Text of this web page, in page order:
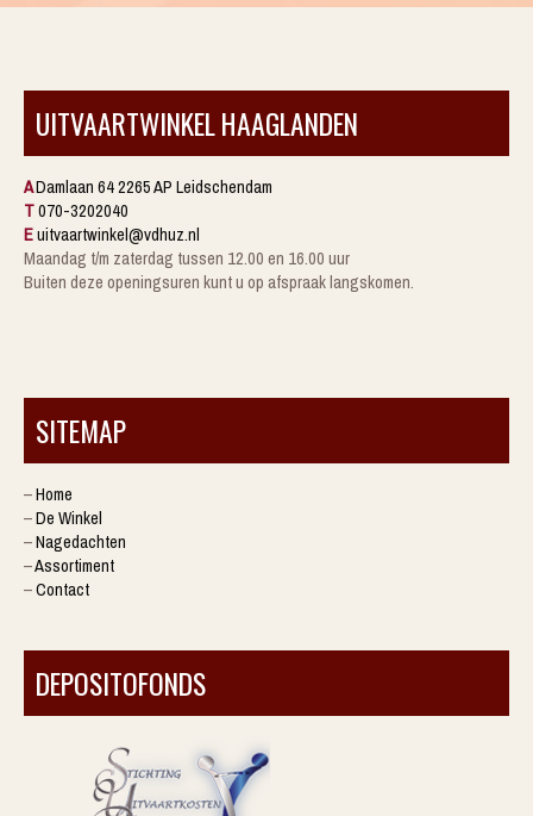
UITVAARTWINKEL HAAGLANDEN
ADamlaan 64 2265 AP Leidschendam
T070-3202040
Euitvaartwinkel@vdhuz.nl
Maandag t/m zaterdag tussen 12.00 en 16.00 uur
Buiten deze openingsuren kunt u op afspraak langskomen.
SITEMAP
–Home
–De Winkel
–Nagedachten
–Assortiment
–Contact
DEPOSITOFONDS